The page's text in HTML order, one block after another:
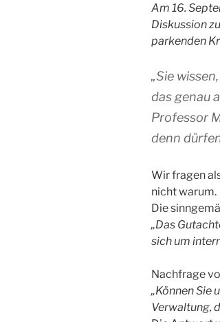
Am 16.
Diskussion
parkenden
„Sie
das genau
Professor
denn
Wir fragen
nicht warum.
Die
„Das
sich um
Nachfrage
„Können Sie
Verwaltung,